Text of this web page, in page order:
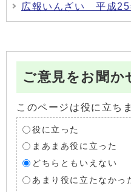
広報いんざい 平成
ご意見をお聞か
このページは役に立ち
役に立った
まあまあ役に立った
どちらともいえない
あまり役に立たなかっ